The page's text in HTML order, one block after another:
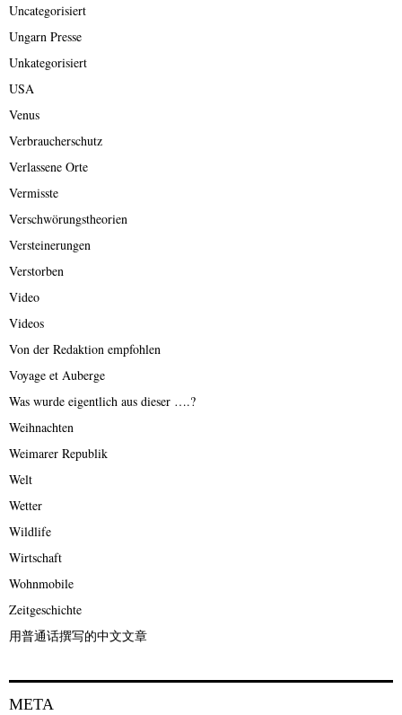
Uncategorisiert
Ungarn Presse
Unkategorisiert
USA
Venus
Verbraucherschutz
Verlassene Orte
Vermisste
Verschwörungstheorien
Versteinerungen
Verstorben
Video
Videos
Von der Redaktion empfohlen
Voyage et Auberge
Was wurde eigentlich aus dieser ….?
Weihnachten
Weimarer Republik
Welt
Wetter
Wildlife
Wirtschaft
Wohnmobile
Zeitgeschichte
用普通话撰写的中文文章
META